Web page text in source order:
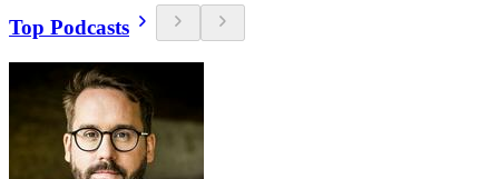
Top Podcasts